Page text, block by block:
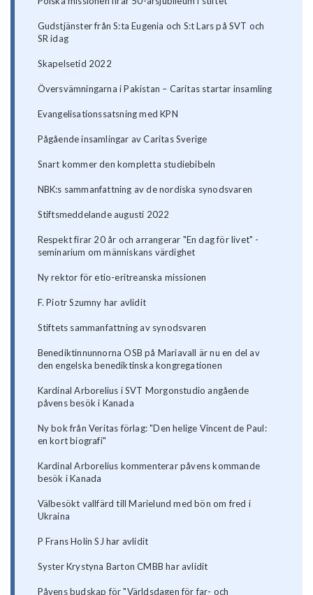
Gudstjänster från S:ta Eugenia och S:t Lars på SVT och
SR idag
Skapelsetid 2022
Översvämningarna i Pakistan – Caritas startar insamling
Evangelisationssatsning med KPN
Pågående insamlingar av Caritas Sverige
Snart kommer den kompletta studiebibeln
NBK:s sammanfattning av de nordiska synodsvaren
Stiftsmeddelande augusti 2022
Respekt firar 20 år och arrangerar "En dag för livet" -
seminarium om människans värdighet
Ny rektor för etio-eritreanska missionen
F. Piotr Szumny har avlidit
Stiftets sammanfattning av synodsvaren
Benediktinnunnorna OSB på Mariavall är nu en del av
den engelska benediktinska kongregationen
Kardinal Arborelius i SVT Morgonstudio angående
påvens besök i Kanada
Ny bok från Veritas förlag: "Den helige Vincent de Paul:
en kort biografi"
Kardinal Arborelius kommenterar påvens kommande
besök i Kanada
Välbesökt vallfärd till Marielund med bön om fred i
Ukraina
P Frans Holin SJ har avlidit
Syster Krystyna Barton CMBB har avlidit
Påvens budskap för "Världsdagen för far- och